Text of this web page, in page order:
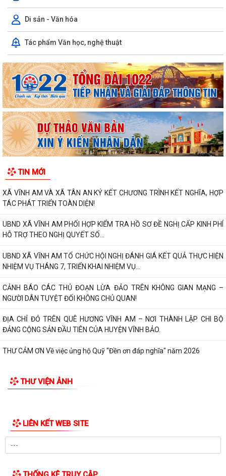
Di sản - Văn hóa
Tác phẩm Văn học, nghệ thuật
TIN MỚI
XÃ VĨNH AM VÀ XÃ TÂN AN KÝ KẾT CHƯƠNG TRÌNH KẾT NGHĨA, HỢP
TÁC PHÁT TRIỂN TOÀN DIỆN!
UBND XÃ VĨNH AM PHỐI HỢP KIỂM TRA HỒ SƠ ĐỀ NGHỊ CẤP KINH PHÍ
HỖ TRỢ THEO NGHỊ QUYẾT SỐ...
UBND XÃ VĨNH AM TỔ CHỨC HỘI NGHỊ ĐÁNH GIÁ KẾT QUẢ THỰC HIỆN
NHIỆM VỤ THÁNG 7, TRIỂN KHAI NHIỆM VỤ...
CẢNH BÁO CÁC THỦ ĐOẠN LỪA ĐẢO TRÊN KHÔNG GIAN MẠNG –
NGƯỜI DÂN TUYỆT ĐỐI KHÔNG CHỦ QUAN!
ĐỊA CHỈ ĐỎ TRÊN QUÊ HƯƠNG VĨNH AM – NƠI THÀNH LẬP CHI BỘ
ĐẢNG CỘNG SẢN ĐẦU TIÊN CỦA HUYỆN VĨNH BẢO.
THƯ CẢM ƠN Về việc ủng hộ Quỹ "Đền ơn đáp nghĩa" năm 2026
THƯ VIỆN ẢNH